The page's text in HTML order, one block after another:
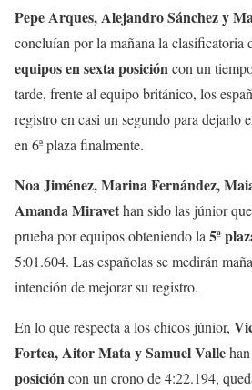
Pepe Arques, Alejandro Sánchez y
concluían por la mañana la clasificatoria
equipos en sexta posicióncon un
tarde, frente al equipo británico, los
registro en casi un segundo para dejarlo
en 6ª plaza finalmente.
Noa Jiménez, Marina Fernández,
Amanda Miravethan sido las júnior
prueba por equipos obteniendo la 5ª
5:01.604. Las españolas se medirán
intención de mejorar su registro.
En lo que respecta a los chicos júnior,
Fortea, Aitor Mata y Samuel Valle
posicióncon un crono de 4:22.194,